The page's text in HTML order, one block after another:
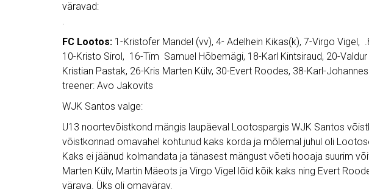
väravad:
.
FC Lootos: 1-Kristofer Mandel (vv), 4- Adelhein Kikas(k), 7-Virgo Vigel,
10-Kristo Sirol, 16-Tim Samuel Hõbemägi, 18-Karl Kintsiraud, 20-
Kristian Pastak, 26-Kris Marten Külv, 30-Evert Roodes, 38-Karl-
treener: Avo Jakovits
WJK Santos valge:
U13 noortevõistkond mängis laupäeval Lootospargis WJK Santos
võistkonnad omavahel kohtunud kaks korda ja mõlemal juhul oli
Kaks ei jäänud kolmandata ja tänasest mängust võeti hooaja suurim
Marten Külv, Martin Mäeots ja Virgo Vigel lõid kõik kaks ning Evert
värava. Üks oli omavärav.